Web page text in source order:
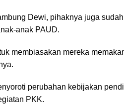
Dewi, pihaknya juga
anak PAUD.
membiasakan mereka
perubahan kebijakan
PKK.